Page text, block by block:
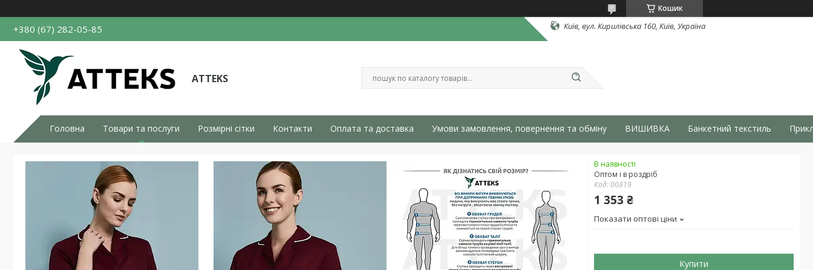
Кошик
+380 (67) 282-05-85 Київ, вул. Кирилівська 160, Київ, Україна
ATTEKS
Головна Товари та послуги Розмірні сітки Контакти Оплата та доставка Умови замовлення, повернення та обміну ВИШИВКА Банкетний текстиль
В наявності
Оптом і в роздріб
Код: 00819
1 353 ₴
Показати оптові ціни
Купити